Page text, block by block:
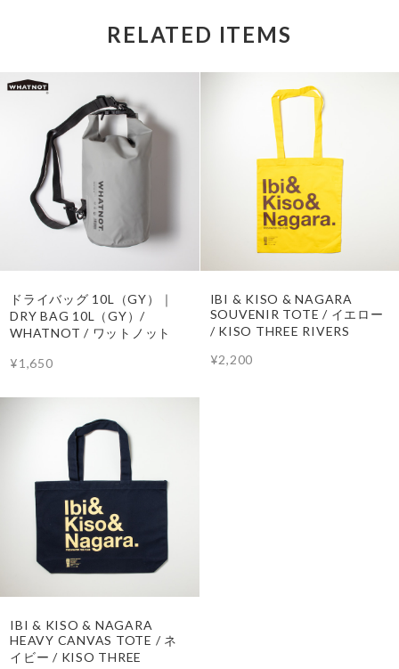
RELATED ITEMS
ドライバッグ 10L（GY）｜
DRY BAG 10L（GY）/
WHATNOT / ワットノット
¥1,650
IBI & KISO & NAGARA
SOUVENIR TOTE / イエロー
/ KISO THREE RIVERS
¥2,200
IBI & KISO & NAGARA
HEAVY CANVAS TOTE / ネ
イビー / KISO THREE